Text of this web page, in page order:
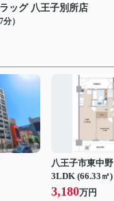
ッグ 八王子別所店
）
八王子市東中野
3LDK (66.33㎡)
3,180万円